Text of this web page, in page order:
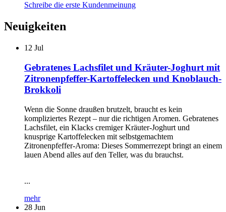
Schreibe die erste Kundenmeinung
Neuigkeiten
12 Jul
Gebratenes Lachsfilet und Kräuter-Joghurt mit
Zitronenpfeffer-Kartoffelecken und Knoblauch-
Brokkoli
Wenn die Sonne draußen brutzelt, braucht es kein
kompliziertes Rezept – nur die richtigen Aromen. Gebratenes
Lachsfilet, ein Klacks cremiger Kräuter-Joghurt und
knusprige Kartoffelecken mit selbstgemachtem
Zitronenpfeffer-Aroma: Dieses Sommerrezept bringt an einem
lauen Abend alles auf den Teller, was du brauchst.
...
mehr
28 Jun